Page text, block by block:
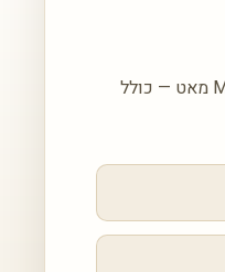
השאירו פרטים ונחזור אליכם עם הצעה מותאמת עבור MOON BLACK 630 ASCALE מאט — כולל